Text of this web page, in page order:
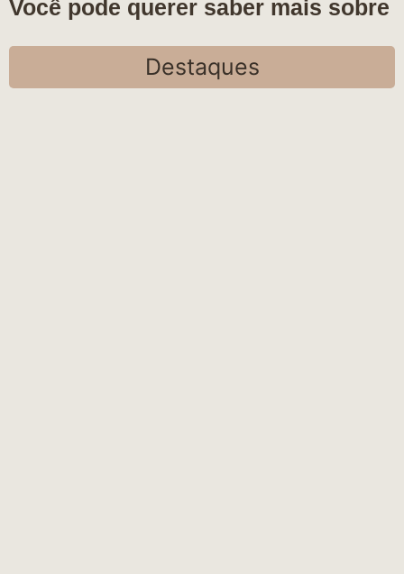
Você pode querer saber mais sobre
Destaques